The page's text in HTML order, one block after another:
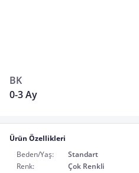
BK
0-3 Ay
Ürün Özellikleri
Beden/Yaş:
Standart
Renk:
Çok Renkli